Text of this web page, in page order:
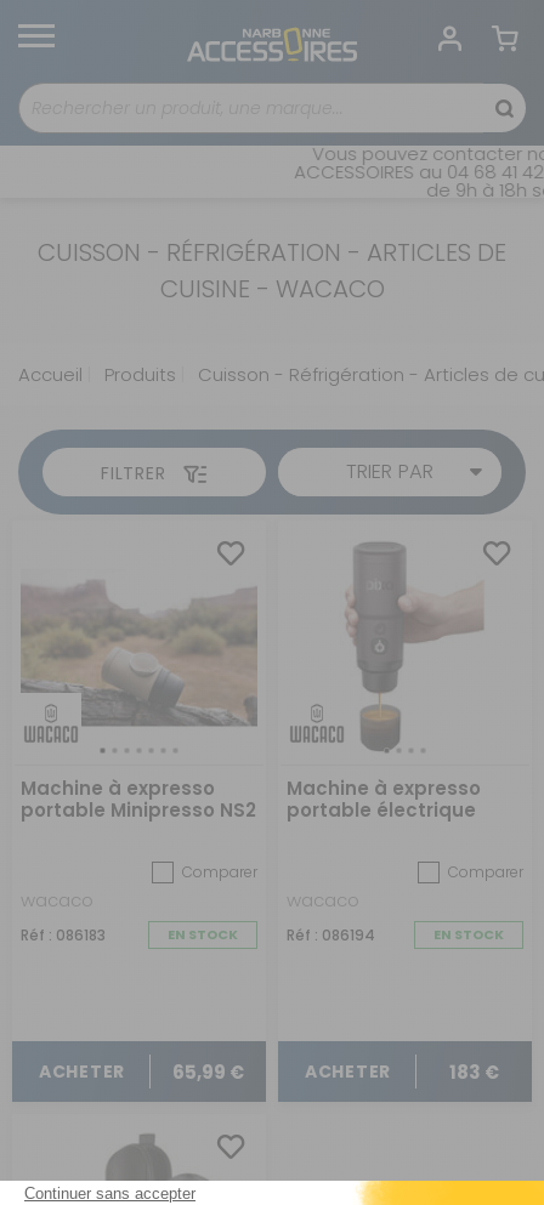
Vous pouvez contacter
ACCESSOIRES au 04 68 41
de 9h à 18h
CUISSON - RÉFRIGÉRATION - ARTICLES DE
CUISINE - WACACO
Accueil Produits Cuisson - Réfrigération - Articles de
FILTRER TRIER PAR
Machine à expresso
portable Minipresso NS2
Comparer
wacaco
Réf : 086183 EN STOCK
ACHETER 65,99 €
Machine à expresso
portable électrique
Comparer
wacaco
Réf : 086194 EN STOCK
ACHETER 183 €